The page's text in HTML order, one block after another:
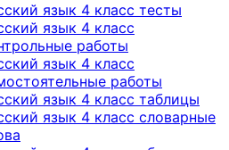
язык 4 класс тесты
язык 4 класс
работы
язык 4 класс
работы
язык 4 класс таблицы
язык 4 класс словарные